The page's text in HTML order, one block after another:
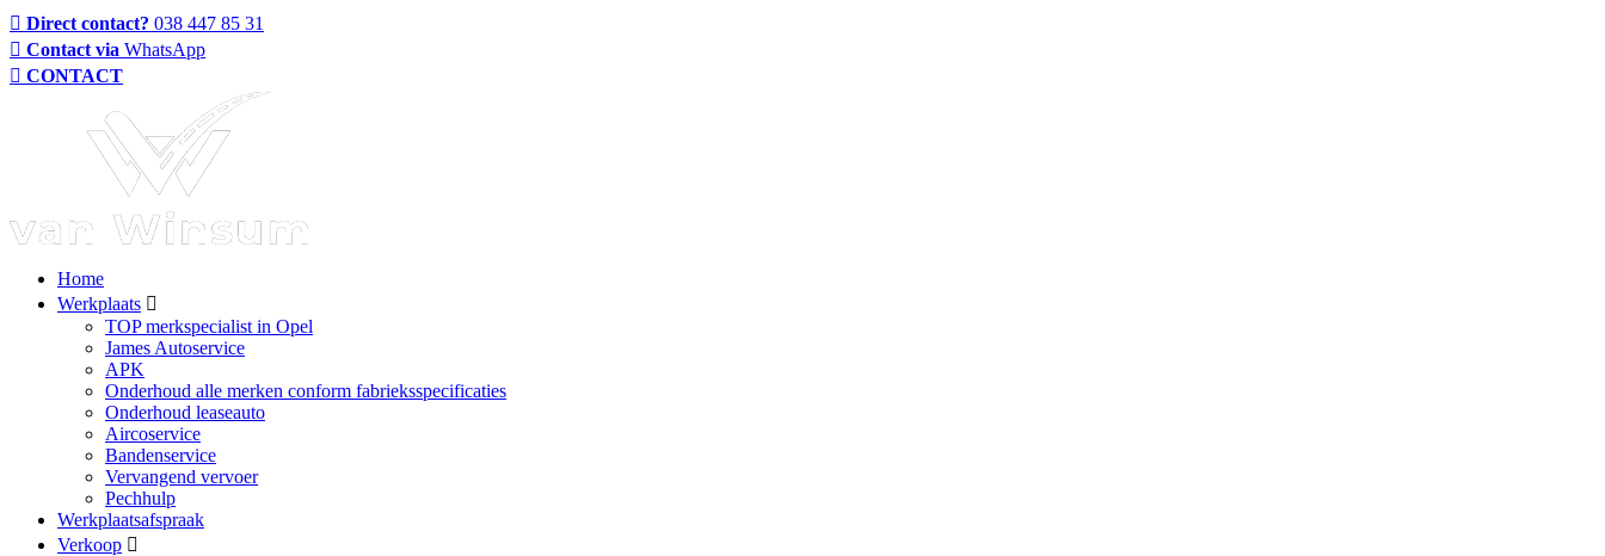
Direct contact? 038 447 85 31
Contact via WhatsApp
CONTACT
Home
Werkplaats
TOP merkspecialist in Opel
James Autoservice
APK
Onderhoud alle merken conform fabrieksspecificaties
Onderhoud leaseauto
Aircoservice
Bandenservice
Vervangend vervoer
Pechhulp
Werkplaatsafspraak
Verkoop